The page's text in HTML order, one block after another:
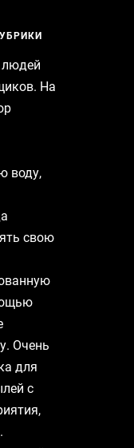
На
воду,
свою
Очень
для
с
.